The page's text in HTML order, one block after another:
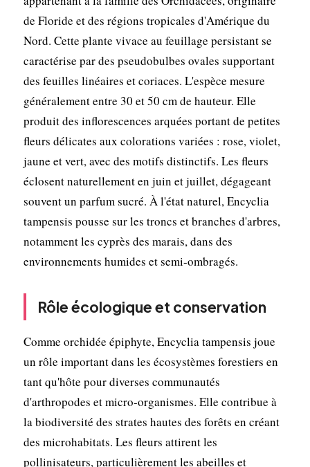
de Floride et des régions tropicales d'Amérique du
Nord. Cette plante vivace au feuillage persistant se
caractérise par des pseudobulbes ovales supportant
des feuilles linéaires et coriaces. L'espèce mesure
généralement entre 30 et 50 cm de hauteur. Elle
produit des inflorescences arquées portant de petites
fleurs délicates aux colorations variées : rose, violet,
jaune et vert, avec des motifs distinctifs. Les fleurs
éclosent naturellement en juin et juillet, dégageant
souvent un parfum sucré. À l'état naturel, Encyclia
tampensis pousse sur les troncs et branches d'arbres,
notamment les cyprès des marais, dans des
environnements humides et semi-ombragés.
Rôle écologique et conservation
Comme orchidée épiphyte, Encyclia tampensis joue
un rôle important dans les écosystèmes forestiers en
tant qu'hôte pour diverses communautés
d'arthropodes et micro-organismes. Elle contribue à
la biodiversité des strates hautes des forêts en créant
des microhabitats. Les fleurs attirent les
pollinisateurs, particulièrement les abeilles et